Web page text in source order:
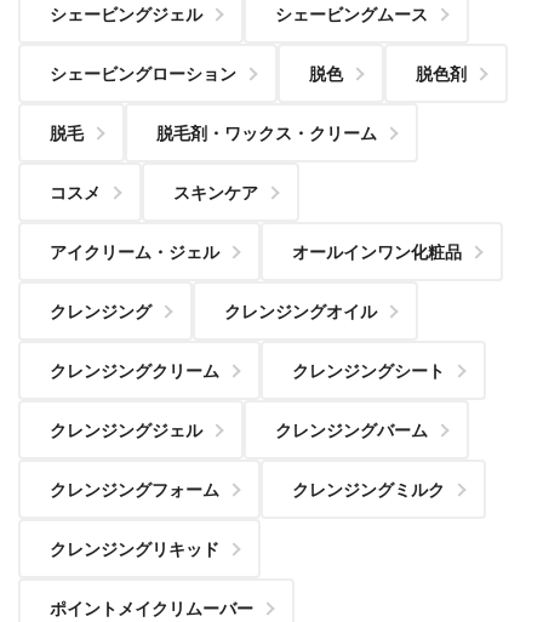
シェービングジェル シェービングムース
シェービングローション 脱色 脱色剤
脱毛 脱毛剤・ワックス・クリーム
コスメ スキンケア
アイクリーム・ジェル オールインワン化粧品
クレンジング クレンジングオイル
クレンジングクリーム クレンジングシート
クレンジングジェル クレンジングバーム
クレンジングフォーム クレンジングミルク
クレンジングリキッド
ポイントメイクリムーバー